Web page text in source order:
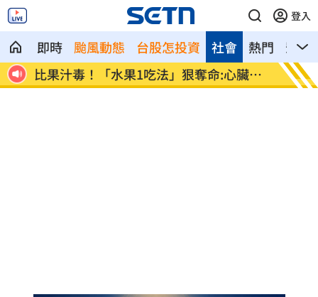
登入
即時 颱風動態 台股怎投資 熱門 影音
社會
殺 比果汁毒！「水果1吃法」狠奪命:心臟驟
停
女律
堆